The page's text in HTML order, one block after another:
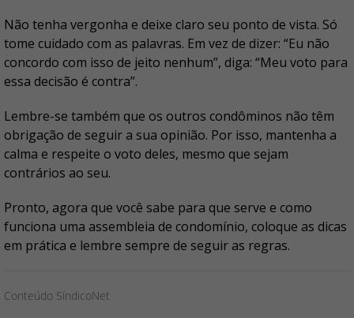
Não tenha vergonha e deixe claro seu ponto de vista. Só
tome cuidado com as palavras. Em vez de dizer: “Eu não
concordo com isso de jeito nenhum”, diga: “Meu voto para
essa decisão é contra”.
Lembre-se também que os outros condôminos não têm
obrigação de seguir a sua opinião. Por isso, mantenha a
calma e respeite o voto deles, mesmo que sejam
contrários ao seu.
Pronto, agora que você sabe para que serve e como
funciona uma assembleia de condomínio, coloque as dicas
em prática e lembre sempre de seguir as regras.
Conteúdo SíndicoNet